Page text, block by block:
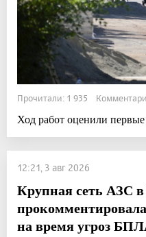
Прочитали: 1 935
Ход работ оценили
12:21, 3 авг 2026
Крупная сеть АЗС
на время угроз